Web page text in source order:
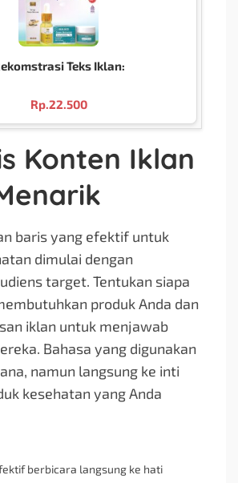
Teks Iklan:
Rp.22.500
Konten Iklan
baris yang efektif untuk
dimulai dengan
target. Tentukan siapa
produk Anda dan
iklan untuk menjawab
Bahasa yang digunakan
namun langsung ke inti
kesehatan yang Anda
berbicara langsung ke hati